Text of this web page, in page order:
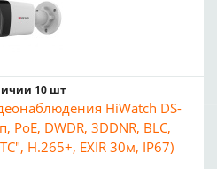
10 шт
HiWatch DS-
PoE, DWDR, 3DDNR, BLC,
H.265+, EXIR 30м, IP67)